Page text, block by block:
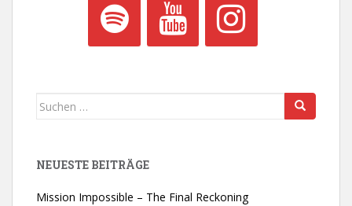
Suchen
NEUESTE BEITRÄGE
Mission Impossible – The Final Reckoning